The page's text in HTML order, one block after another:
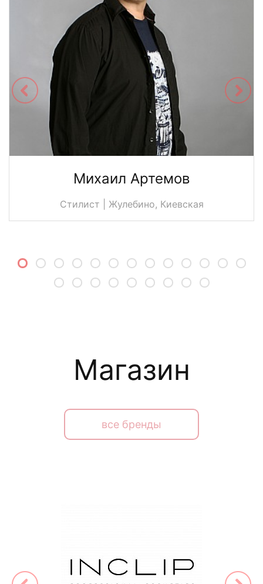
Михаил Артемов
Стилист | Жулебино, Киевская
Магазин
все бренды